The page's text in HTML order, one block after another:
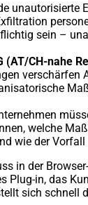
unautorisierte
sein –
(AT/CH-nahe
verschärfen
welche
wie der Vorfall
in der
Plug-in, das
sich schnell